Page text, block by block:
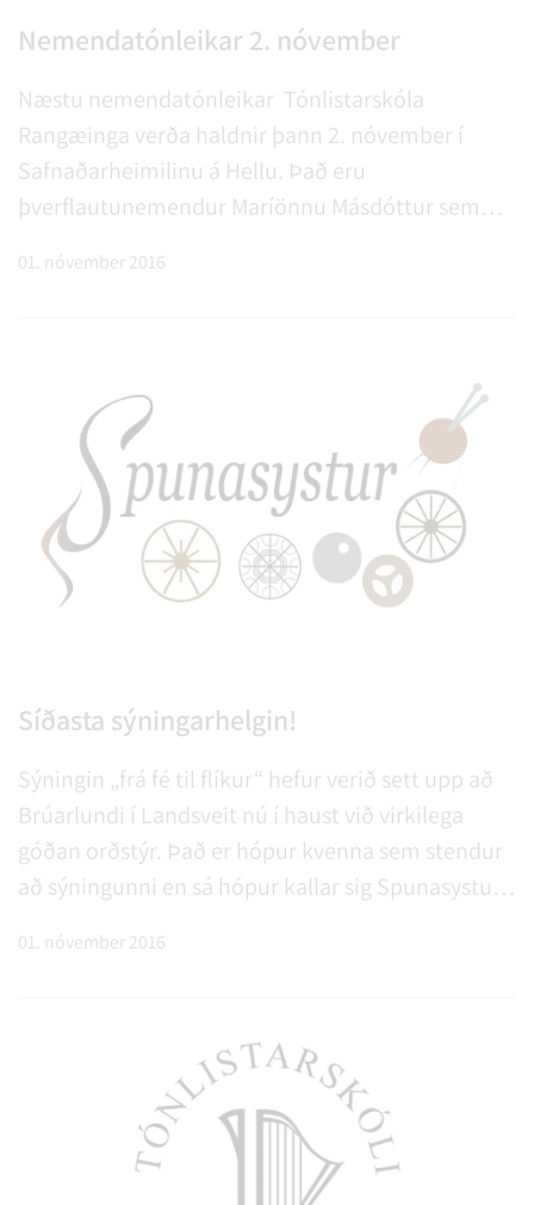
Nemendatónleikar 2. nóvember
Næstu nemendatónleikar Tónlistarskóla
Rangæinga verða haldnir þann 2. nóvember í
Safnaðarheimilinu á Hellu. Það eru
þverflautunemendur Maríönnu Másdóttur sem
velkomnir!
01. nóvember 2016
Síðasta sýningarhelgin!
Sýningin „frá fé til flíkur“ hefur verið sett upp að
Brúarlundi í Landsveit nú í haust við virkilega
góðan orðstýr. Það er hópur kvenna sem stendur
að sýningunni en sá hópur kallar sig Spunasystur,
01. nóvember 2016